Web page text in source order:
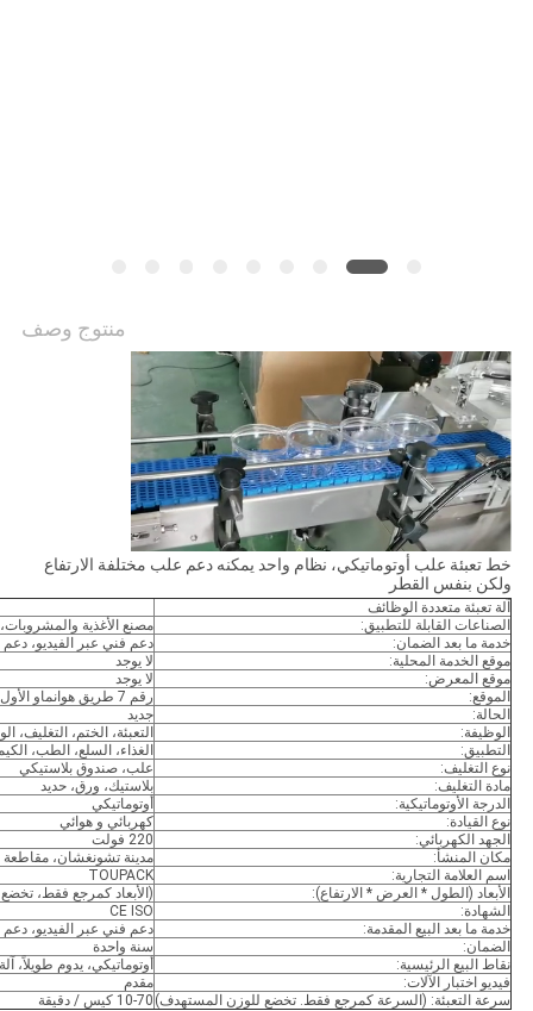
منتوج وصف
خط تعبئة علب أوتوماتيكي، نظام واحد يمكنه دعم علب مختلفة الارتفاع
ولكن بنفس القطر
آلة تعبئة متعددة الوظائف
الصناعات القابلة للتطبيق:
مصنع الأغذية
خدمة ما بعد الضمان:
دعم فني عبر الفيديو،
موقع الخدمة المحلية:
لا يوجد
موقع المعرض:
لا يوجد
الموقع:
رقم 7 طريق هوانماو الأول، منطقة تطوير تورش، تشونغشان، قوانغدونغ، الصين
الحالة:
جديد
الوظيفة:
التعبئة، الختم، التغليف،
التطبيق:
الغذاء، السلع، الطب،
نوع التغليف:
علب، صندوق بلاستيكي
مادة التغليف:
بلاستيك، ورق، حديد
الدرجة الأوتوماتيكية:
أوتوماتيكي
نوع القيادة:
كهربائي و هوائي
الجهد الكهربائي:
220 فولت
مكان المنشأ:
مدينة تشونغشان، مقاطعة
اسم العلامة التجارية:
TOUPACK
الأبعاد (الطول * العرض * الارتفاع):
(الأبعاد كمرجع فقط،
الشهادة:
CE ISO
خدمة ما بعد البيع المقدمة:
دعم فني عبر الفيديو، دعم
الضمان:
سنة واحدة
نقاط البيع الرئيسية:
أوتوماتيكي، يدوم طويلاً،
فيديو اختبار الآلات:
مقدم
سرعة التعبئة: (السرعة كمرجع فقط. تخضع للوزن المستهدف) 10-70 كيس / دقيقة